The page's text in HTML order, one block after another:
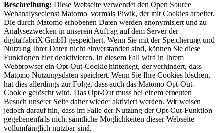
Beschreibung: Diese Webseite verwendet den Open Source
Webanalysedienst Matomo, vormals Piwik, der mit Cookies arbeitet.
Die durch Matomo erhobenen Daten werden anonymisiert und zu
Analysezwecken in unserem Auftrag auf dem Server der
digitalfabriX GmbH gespeichert. Wenn Sie mit der Speicherung und
Nutzung Ihrer Daten nicht einverstanden sind, können Sie diese
Funktionen hier deaktivieren. In diesem Fall wird in Ihrem
Webbrowser ein Opt-Out-Cookie hinterlegt, der verhindert, dass
Matomo Nutzungsdaten speichert. Wenn Sie Ihre Cookies löschen,
hat dies allerdings zur Folge, dass auch das Matomo Opt-Out-
Cookie gelöscht wird. Das Opt-Out muss bei einem erneuten
Besuch unserer Seite daher wieder aktiviert werden. Wir weisen
jedoch darauf hin, dass im Falle der Nutzung der Opt-Out-Funktion
gegebenenfalls nicht sämtliche Möglichkeiten dieser Webseite
vollumfänglich nutzbar sind.